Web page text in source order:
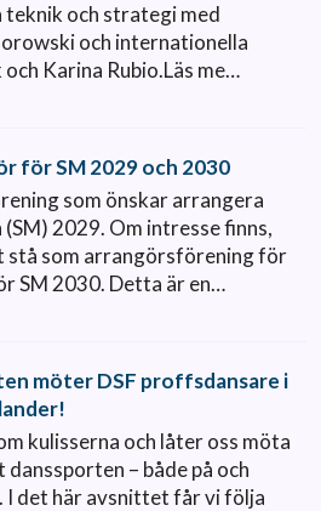
teknik och strategi med
och internationella
Karina Rubio.Läs me…
för SM 2029 och 2030
som önskar arrangera
2029. Om intresse finns,
stå som arrangörsförening för
SM 2030. Detta är en…
möter DSF proffsdansare i
kulisserna och låter oss möta
– både på och
det här avsnittet får vi följa